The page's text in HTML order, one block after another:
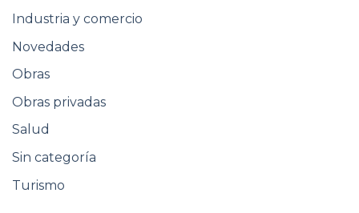
Industria y comercio
Novedades
Obras
Obras privadas
Salud
Sin categoría
Turismo